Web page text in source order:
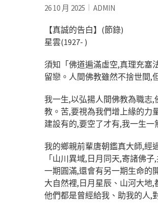
26 10 月 2025 ADMIN
【真誠的告白】(節錄)
星雲(1927- )
須知「佛道遍滿虛空,真理充塞
留戀。人間佛教雖然不捨世間,
我一生,以弘揚人間佛教為職志
教。苦,要視為我們增上緣的力
建設有的,要空了才有,我一生一
我的鄉親前輩唐朝鑑真大師,經
「山川異域,日月同天,寄諸佛
一期圓滿,還會有另一期生命的
大自然裡,日月星辰、山河大地
他們都是曾經給我、助我的人,